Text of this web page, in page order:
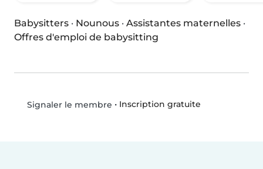
Babysitters · Nounous · Assistantes maternelles ·
Offres d'emploi de babysitting
Signaler le membre • Inscription gratuite